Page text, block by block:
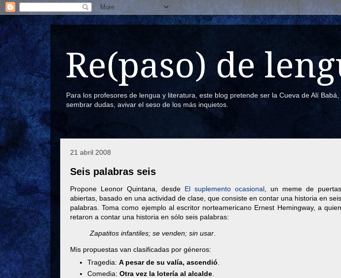
Re(paso) de
Para los profesores de lengua y literatura, este blog pretende ser la Cueva de Alí
sembrar dudas, avivar el seso de los más inquietos.
21 abril 2008
Seis palabras seis
Propone Leonor Quintana, desde El suplemento ocasional , un meme de puertas
abiertas, basado en una actividad de clase, que consiste en contar una historia en seis
palabras. Toma como ejemplo al escritor norteamericano Ernest Hemingway, a quien
retaron a contar una historia en sólo seis palabras:
Zapatitos infantiles; se venden; sin usar
Mis propuestas van clasificadas por géneros:
Tragedia: A pesar de su valía, ascendió
Comedia: Otra vez la lotería al alcalde